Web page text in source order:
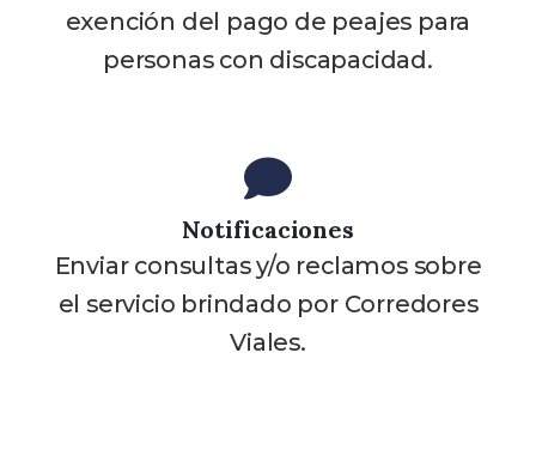
exención del pago de peajes para
personas con discapacidad.
Notificaciones
Enviar consultas y/o reclamos sobre
el servicio brindado por Corredores
Viales.